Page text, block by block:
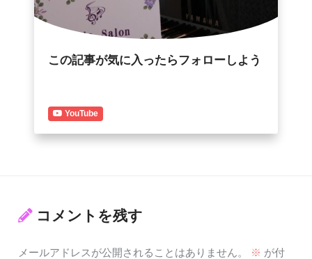
この記事が気に入ったらフォローしよう
YouTube
コメントを残す
メールアドレスが公開されることはありません。 ※ が付